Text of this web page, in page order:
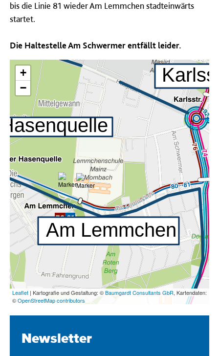
bis die Linie 81 wieder Am Lemmchen stadteinwärts
startet.
Die Haltestelle Am Schwermer entfällt leider.
Newsletter